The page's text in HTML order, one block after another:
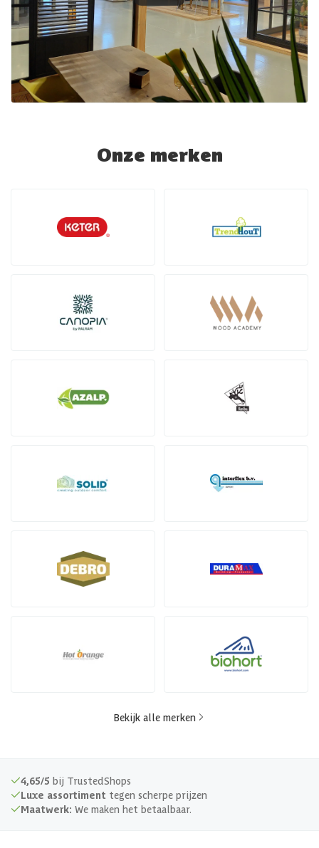
Onze merken
Bekijk alle merken
4,65/5 bij TrustedShops
Luxe assortiment tegen scherpe prijzen
Maatwerk: We maken het betaalbaar.